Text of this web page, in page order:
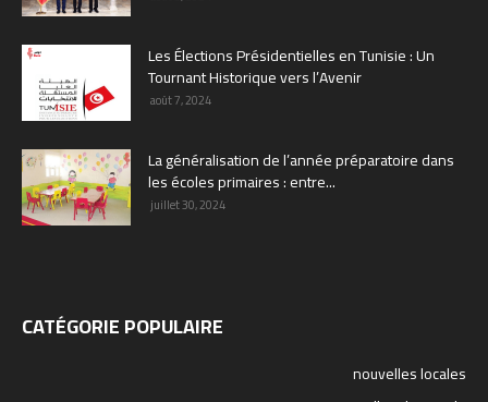
Les Élections Présidentielles en Tunisie : Un
Tournant Historique vers l’Avenir
août 7, 2024
La généralisation de l’année préparatoire dans
les écoles primaires : entre...
juillet 30, 2024
CATÉGORIE POPULAIRE
nouvelles locales